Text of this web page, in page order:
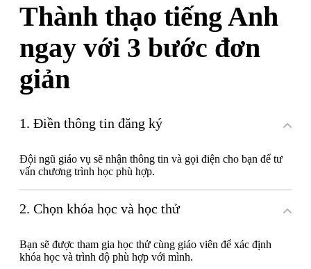
Thành thạo tiếng Anh
ngay với 3 bước đơn
giản
1. Điền thông tin đăng ký
Đội ngũ giáo vụ sẽ nhận thông tin và gọi điện cho bạn để tư
vấn chương trình học phù hợp.
2. Chọn khóa học và học thử
Bạn sẽ được tham gia học thử cùng giáo viên để xác định
khóa học và trình độ phù hợp với mình.